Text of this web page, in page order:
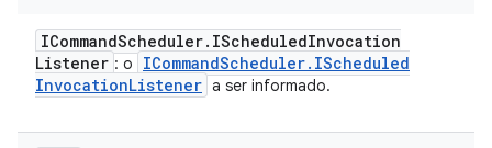
ICommandScheduler. IScheduledInvocation
Listener : o ICommandScheduler. IScheduled
InvocationListener a ser informado.